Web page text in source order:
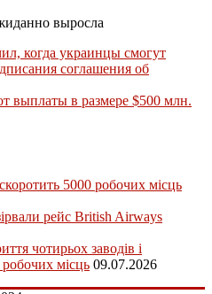
выросла
когда украинцы смогут
соглашения об
выплаты в размере $500 млн.
5000 робочих місць
рейс British Airways
чотирьох заводів і
місць 09.07.2026